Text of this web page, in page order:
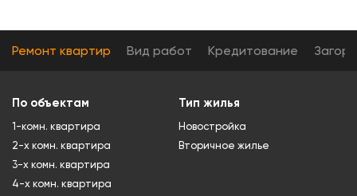
Ремонт квартир Вид работ Кредитование
По объектам
1-комн. квартира
2-х комн. квартира
3-х комн. квартира
4-х комн. квартира
Тип жилья
Новостройка
Вторичное жилье